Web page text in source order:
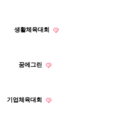
생활체육대회
꿈에그린
기업체육대회